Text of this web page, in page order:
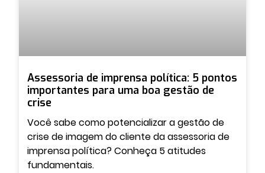
Assessoria de imprensa política: 5 pontos
importantes para uma boa gestão de
crise
Você sabe como potencializar a gestão de
crise de imagem do cliente da assessoria de
imprensa política? Conheça 5 atitudes
fundamentais.